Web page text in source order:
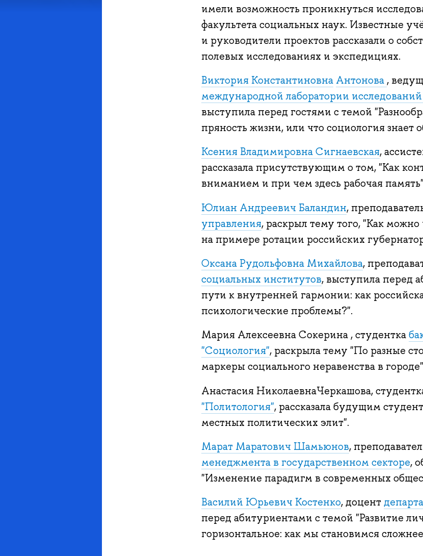
имели возможность проникнуться
факультета социальных наук. Известные
и руководители проектов рассказали о
полевых исследованиях и экспедициях.
Виктория Константиновна Антонова ,
международной лаборатории
выступила перед гостями с темой
пряность жизни, или что социология знает
Ксения Владимировна Сигнаевская,
рассказала присутствующим о том, "Как
вниманием и при чем здесь рабочая
Юлиан Андреевич Баландин,
управления, раскрыл тему того, "Как
на примере ротации российских
Оксана Рудольфовна Михайлова,
социальных институтов, выступила перед
пути к внутренней гармонии: как
психологические проблемы?".
Мария Алексеевна Сокерина , студентка
"Социология", раскрыла тему "По разные
маркеры социального неравенства в
Анастасия НиколаевнаЧеркашова,
"Политология", рассказала будущим
местных политических элит".
Марат Маратович Шамьюнов,
менеджмента в государственном секторе,
"Изменение парадигм в современных
Василий Юрьевич Костенко, доцент
перед абитуриентами с темой "Развитие
горизонтальное: как мы становимся